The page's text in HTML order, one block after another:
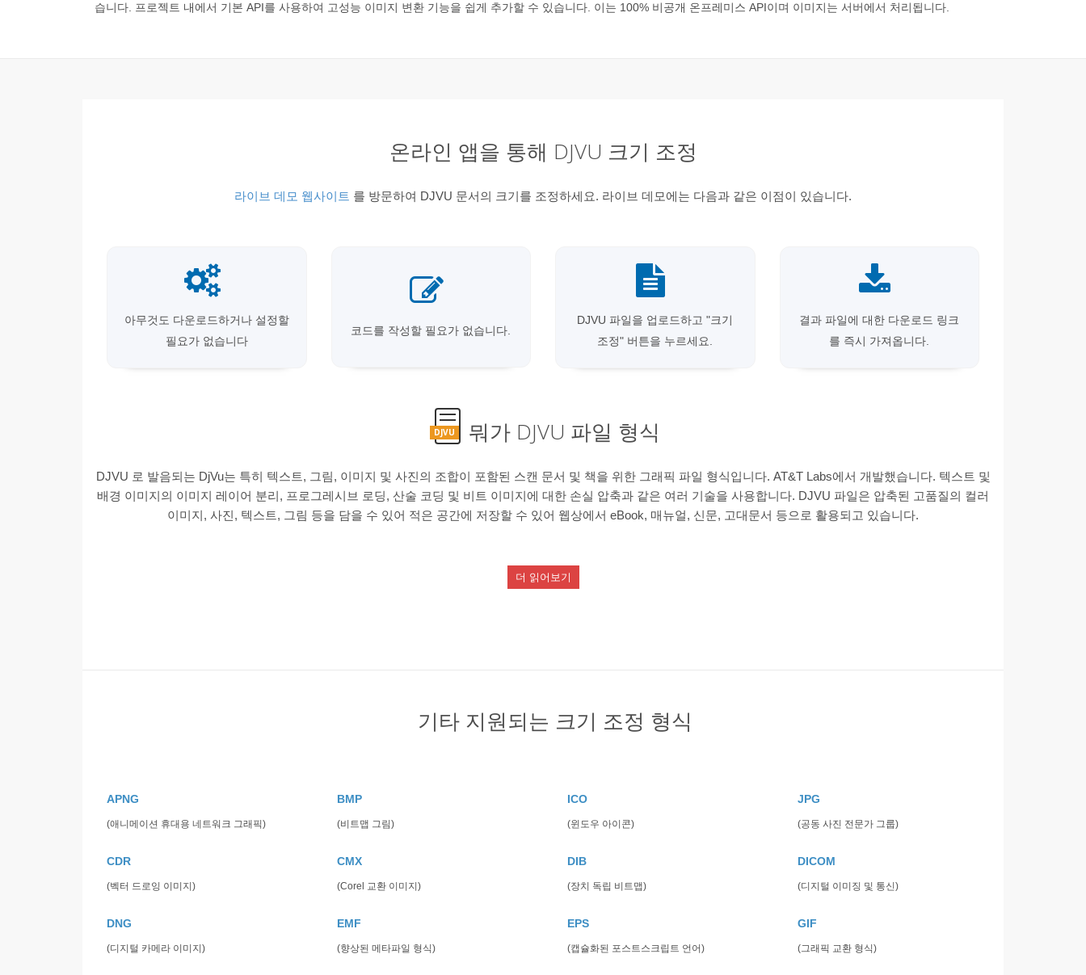
습니다. 프로젝트 내에서 기본 API를 사용하여 고성능 이미지 변환 기능을 쉽게 추가할 수 있습니다. 이는 100% 비공개 온프레미스 API이며 이미지는 서버에서 처리됩니다.
온라인 앱을 통해 DJVU 크기 조정
라이브 데모 웹사이트 를 방문하여 DJVU 문서의 크기를 조정하세요. 라이브 데모에는 다음과 같은 이점이 있습니다.
아무것도 다운로드하거나 설정할
필요가 없습니다
코드를 작성할 필요가 없습니다.
DJVU 파일을 업로드하고 "크기
조정" 버튼을 누르세요.
결과 파일에 대한 다운로드 링크
를 즉시 가져옵니다.
DJVU 뭐가 DJVU 파일 형식
DJVU 로 발음되는 DjVu는 특히 텍스트, 그림, 이미지 및 사진의 조합이 포함된 스캔 문서 및 책을 위한 그래픽 파일 형식입니다. AT&T Labs에서 개발했습니다. 텍스트 및
배경 이미지의 이미지 레이어 분리, 프로그레시브 로딩, 산술 코딩 및 비트 이미지에 대한 손실 압축과 같은 여러 기술을 사용합니다. DJVU 파일은 압축된 고품질의 컬러
이미지, 사진, 텍스트, 그림 등을 담을 수 있어 적은 공간에 저장할 수 있어 웹상에서 eBook, 매뉴얼, 신문, 고대문서 등으로 활용되고 있습니다.
더 읽어보기
기타 지원되는 크기 조정 형식
APNG
(애니메이션 휴대용 네트워크 그래픽)
BMP
(비트맵 그림)
ICO
(윈도우 아이콘)
JPG
(공동 사진 전문가 그룹)
CDR
(벡터 드로잉 이미지)
CMX
(Corel 교환 이미지)
DIB
(장치 독립 비트맵)
DICOM
(디지털 이미징 및 통신)
DNG
(디지털 카메라 이미지)
EMF
(향상된 메타파일 형식)
EPS
(캡슐화된 포스트스크립트 언어)
GIF
(그래픽 교환 형식)